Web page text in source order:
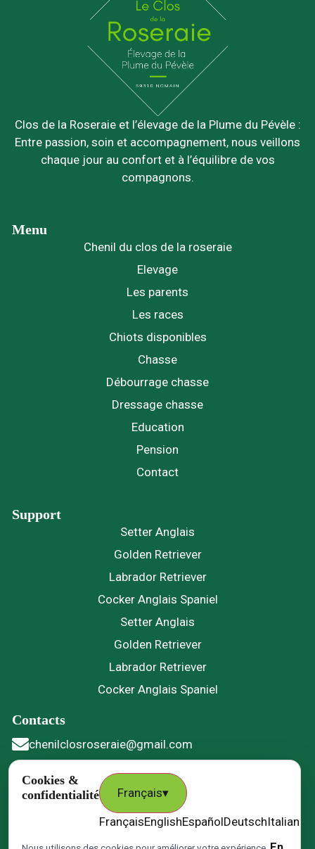
Clos de la Roseraie et l’élevage de la Plume du Pévèle :
Entre passion, soin et accompagnement, nous veillons
chaque jour au confort et à l’équilibre de vos
compagnons.
Menu
Chenil du clos de la roseraie
Elevage
Les parents
Les races
Chiots disponibles
Chasse
Débourrage chasse
Dressage chasse
Education
Pension
Contact
Support
Setter Anglais
Golden Retriever
Labrador Retriever
Cocker Anglais Spaniel
Setter Anglais
Golden Retriever
Labrador Retriever
Cocker Anglais Spaniel
Contacts
chenilclosroseraie@gmail.com
06 49 30 97 21
21, Rue de la Coquerie 59310 Nomain
chenilduclosdelaroseraie
Cookies &
confidentialité
Français▾
FrançaisEnglishEspañolDeutschItaliano